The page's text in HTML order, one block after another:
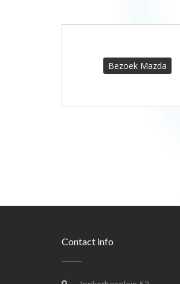
Bezoek Mazda
Contact info